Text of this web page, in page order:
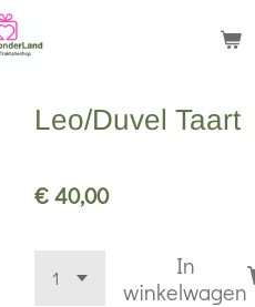
Leo/Duvel Taart
€ 40,00
In
winkelwagen